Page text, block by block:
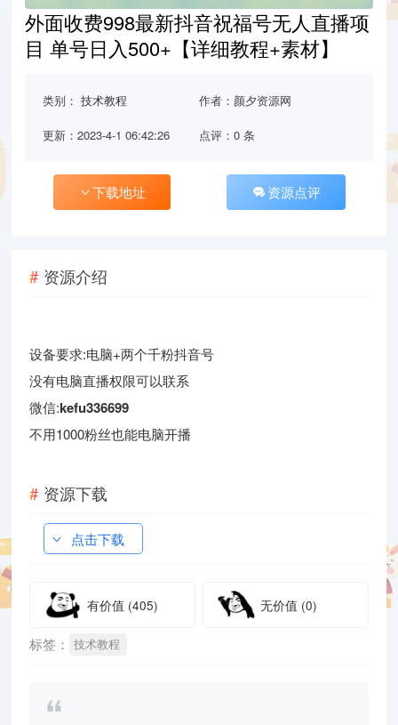
外面收费998最新抖音祝福号无人直播项
目 单号日入500+【详细教程+素材】
类别：技术教程 作者：颜夕资源网
更新：2023-4-1 06:42:26 点评：0 条
下载地址 资源点评
资源介绍
设备要求:电脑+两个千粉抖音号
没有电脑直播权限可以联系
微信:kefu336699
不用1000粉丝也能电脑开播
资源下载
点击下载
有价值 (405) 无价值 (0)
标签： 技术教程